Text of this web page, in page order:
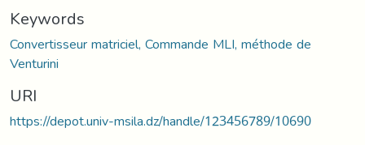
Keywords
Convertisseur matriciel, Commande MLI, méthode de
Venturini
URI
https://depot.univ-msila.dz/handle/123456789/10690